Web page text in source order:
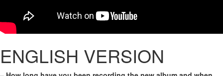
ENGLISH VERSION